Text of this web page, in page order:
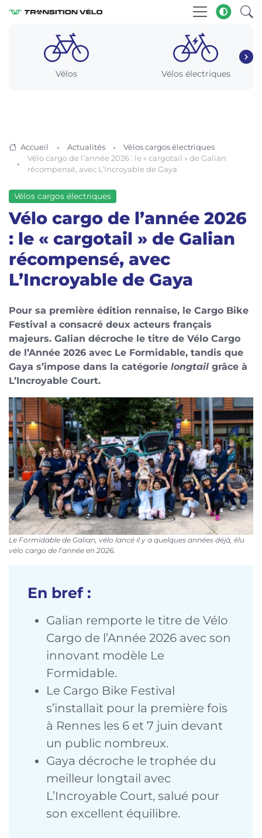
Vélos Vélos électriques
Accueil Actualités
Vélos cargos électriques
Vélo cargo de l’année 2026 : le « cargotail » de Galian
récompensé, avec L’Incroyable de Gaya
Vélos cargos électriques
Vélo cargo de l’année 2026
: le « cargotail » de Galian
récompensé, avec
L’Incroyable de Gaya
Pour sa première édition rennaise, le Cargo Bike
Festival a consacré deux acteurs français
majeurs. Galian décroche le titre de Vélo Cargo
de l’Année 2026 avec Le Formidable, tandis que
Gaya s’impose dans la catégorie longtail grâce à
L’Incroyable Court.
Le Formidable de Galian, vélo lancé il y a quelques années déjà, élu
vélo cargo de l’année en 2026.
En bref :
Galian remporte le titre de Vélo
Cargo de l’Année 2026 avec son
innovant modèle Le
Formidable.
Le Cargo Bike Festival
s’installait pour la première fois
à Rennes les 6 et 7 juin devant
un public nombreux.
Gaya décroche le trophée du
meilleur longtail avec
L’Incroyable Court, salué pour
son excellent équilibre.